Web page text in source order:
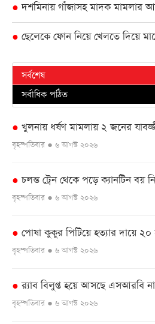
● দশমিনায় গাঁজাসহ মাদক মামলার
● ছেলেকে ফোন নিয়ে খেলতে দিয়ে
সর্বশেষ
সর্বাধিক পঠিত
● খুলনায় ধর্ষণ মামলায় ২ জনের
বৃহস্পতিবার ● ৬ আগস্ট ২০২৬
● চলন্ত ট্রেন থেকে পড়ে ক্যানটিন বয়
বৃহস্পতিবার ● ৬ আগস্ট ২০২৬
● পোষা কুকুর পিটিয়ে হত্যার দায়ে ২০
বৃহস্পতিবার ● ৬ আগস্ট ২০২৬
● র‌্যাব বিলুপ্ত হয়ে আসছে এসআরবি
বৃহস্পতিবার ● ৬ আগস্ট ২০২৬